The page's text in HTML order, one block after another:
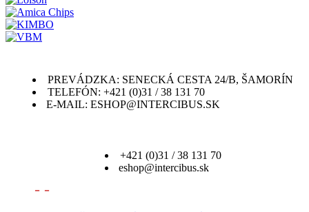
PREVÁDZKA: SENECKÁ CESTA 24/B, ŠAMORÍN
TELEFÓN: +421 (0)31 / 38 131 70
E-MAIL: ESHOP@INTERCIBUS.SK
+421 (0)31 / 38 131 70
eshop@intercibus.sk
- -